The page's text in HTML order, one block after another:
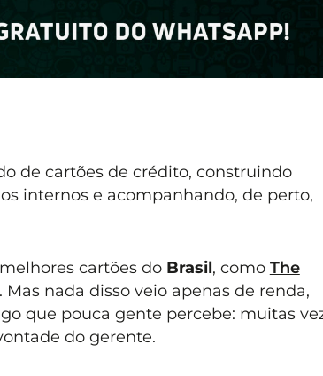
de cartões de crédito, construindo
internos e acompanhando, de perto,
cartões do Brasil, como The
Mas nada disso veio apenas de renda,
que pouca gente percebe: muitas
do gerente.